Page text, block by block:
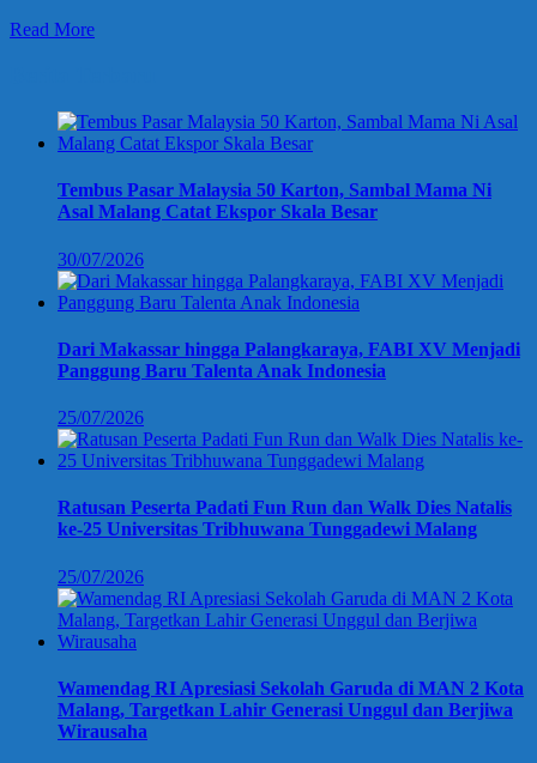
Read More
Tembus Pasar Malaysia 50 Karton, Sambal Mama Ni
Asal Malang Catat Ekspor Skala Besar
30/07/2026
Dari Makassar hingga Palangkaraya, FABI XV Menjadi
Panggung Baru Talenta Anak Indonesia
25/07/2026
Ratusan Peserta Padati Fun Run dan Walk Dies Natalis
ke-25 Universitas Tribhuwana Tunggadewi Malang
25/07/2026
Wamendag RI Apresiasi Sekolah Garuda di MAN 2 Kota
Malang, Targetkan Lahir Generasi Unggul dan Berjiwa
Wirausaha